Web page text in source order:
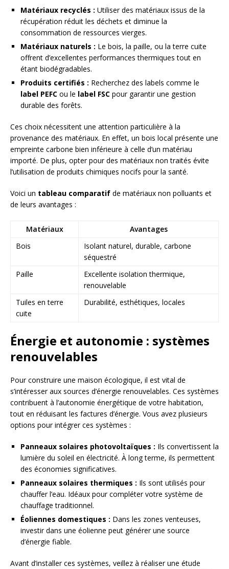
Matériaux recyclés : Utiliser des matériaux issus de la
récupération réduit les déchets et diminue la
consommation de ressources vierges.
Matériaux naturels : Le bois, la paille, ou la terre cuite
offrent d’excellentes performances thermiques tout en
étant biodégradables.
Produits certifiés : Recherchez des labels comme le
label PEFC ou le label FSC pour garantir une gestion
durable des forêts.
Ces choix nécessitent une attention particulière à la
provenance des matériaux. En effet, un bois local présente une
empreinte carbone bien inférieure à celle d’un matériau
importé. De plus, opter pour des matériaux non traités évite
l’utilisation de produits chimiques nocifs pour la santé.
Voici un tableau comparatif de matériaux non polluants et
de leurs avantages :
Matériaux
Avantages
Bois
Isolant naturel, durable, carbone
séquestré
Paille
Excellente isolation thermique,
renouvelable
Tuiles en terre
cuite
Durabilité, esthétiques, locales
Énergie et autonomie : systèmes
renouvelables
Pour construire une maison écologique, il est vital de
s’intéresser aux sources d’énergie renouvelables. Ces systèmes
contribuent à l’autonomie énergétique de votre habitation,
tout en réduisant les factures d’énergie. Vous avez plusieurs
options pour intégrer ces systèmes :
Panneaux solaires photovoltaïques : Ils convertissent la
lumière du soleil en électricité. À long terme, ils permettent
des économies significatives.
Panneaux solaires thermiques : Ils sont utilisés pour
chauffer l’eau. Idéaux pour compléter votre système de
chauffage traditionnel.
Éoliennes domestiques : Dans les zones venteuses,
investir dans une éolienne peut générer une source
d’énergie fiable.
Avant d’installer ces systèmes, veillez à réaliser une étude